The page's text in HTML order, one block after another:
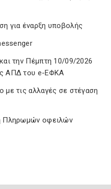
για έναρξη υποβολής
την Πέμπτη 10/09/2026
ΑΠΔ του e-ΕΦΚΑ
με τις αλλαγές σε στέγαση
Πληρωμών οφειλών